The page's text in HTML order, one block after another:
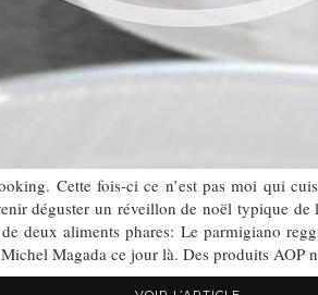
Cette fois-ci ce n’est pas moi qui
déguster un réveillon de noël typique
deux aliments phares: Le parmigiano
Magada ce jour là. Des produits